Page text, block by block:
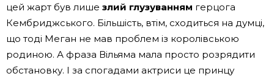
цей жарт був лише злий глузуванням герцога
Кембриджського. Більшість, втім, сходиться на думці,
що тоді Меган не мав проблем із королівською
родиною. А фраза Вільяма мала просто розрядити
обстановку. І за спогадами актриси це принцу